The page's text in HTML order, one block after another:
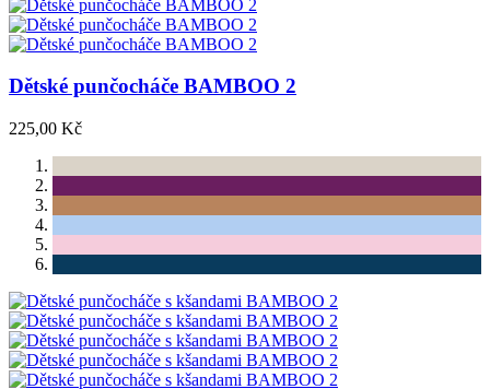
Dětské punčocháče BAMBOO 2
225,00 Kč